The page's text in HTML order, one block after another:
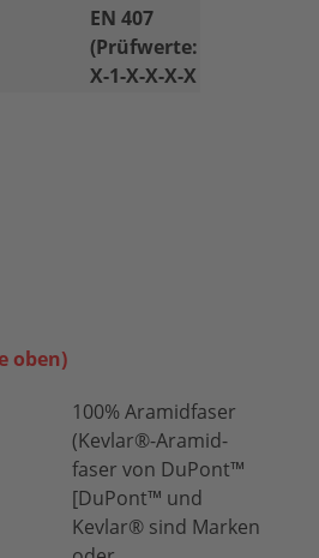
EN 407
(Prüfwerte:
X-1-X-X-X-X
oben)
100% Aramidfaser
(Kevlar®-Aramid­
faser von DuPont™
[DuPont™ und
Kevlar® sind Marken